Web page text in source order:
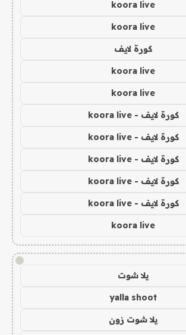
koora live
koora live
كورة لايف
koora live
koora live
كورة لايف - koora live
كورة لايف - koora live
كورة لايف - koora live
كورة لايف - koora live
كورة لايف - koora live
koora live
!
يلا شوت
yalla shoot
يلا شوت زون